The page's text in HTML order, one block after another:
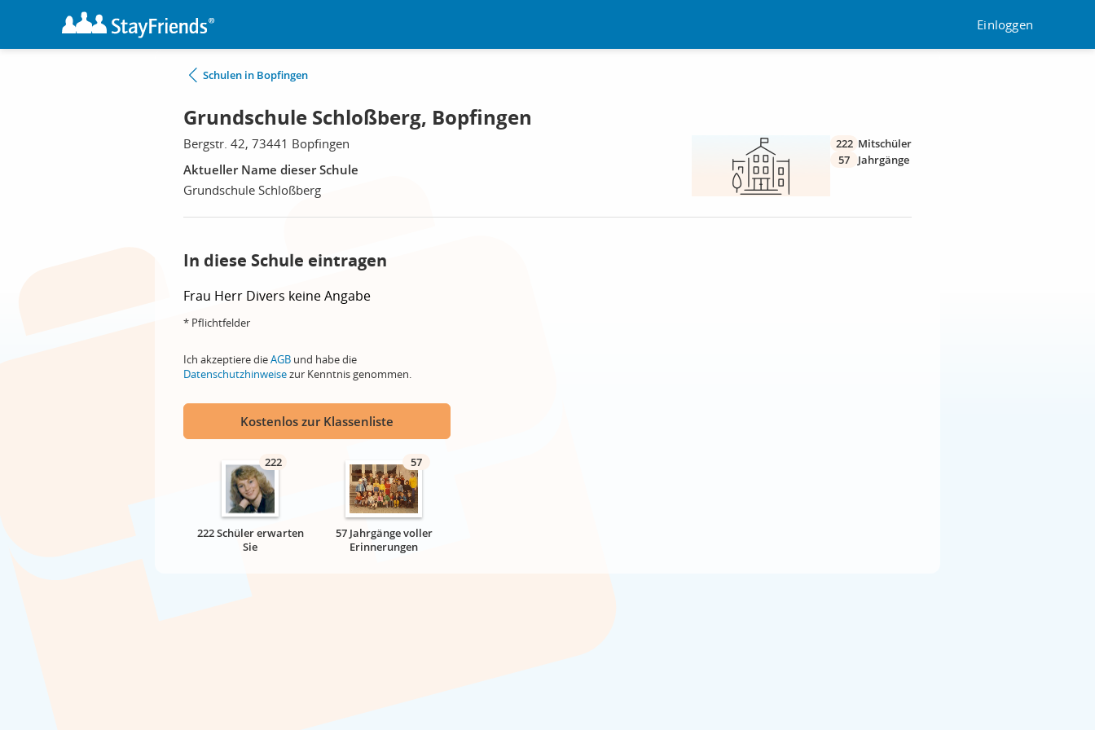
Einloggen
Schulen in Bopfingen
Grundschule Schloßberg, Bopfingen
Bergstr. 42, 73441 Bopfingen
Aktueller Name dieser Schule
Grundschule Schloßberg
222 Mitschüler
57
Jahrgänge
In diese Schule eintragen
Frau Herr Divers keine Angabe
* Pflichtfelder
Ich akzeptiere dieAGB und habe die
Datenschutzhinweisezur Kenntnis genommen.
Kostenlos zur Klassenliste
222
222 Schüler erwarten
Sie
57
57 Jahrgänge voller
Erinnerungen